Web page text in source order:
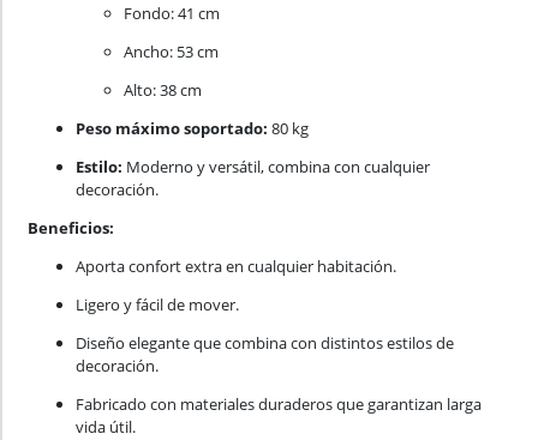
Fondo: 41 cm
Ancho: 53 cm
Alto: 38 cm
Peso máximo soportado: 80 kg
Estilo: Moderno y versátil, combina con cualquier
decoración.
Beneficios:
Aporta confort extra en cualquier habitación.
Ligero y fácil de mover.
Diseño elegante que combina con distintos estilos de
decoración.
Fabricado con materiales duraderos que garantizan larga
vida útil.